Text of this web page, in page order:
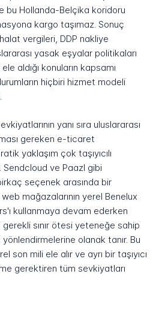
bu Hollanda-Belçika koridoru
kargo taşımaz. Sonuç
vergileri, DDP nakliye
yasak eşyalar politikaları
aldığı konuların kapsamı
hiçbiri hizmet modeli
yanı sıra uluslararası
gereken e-ticaret
yaklaşım çok taşıyıcılı
Sendcloud ve Paazl gibi
seçenek arasında bir
mağazalarının yerel Benelux
kullanmaya devam ederken
gerekli sınır ötesi yeteneğe sahip
yönlendirmelerine olanak tanır. Bu
son mili ele alır ve ayrı bir taşıyıcı
gerektiren tüm sevkiyatları